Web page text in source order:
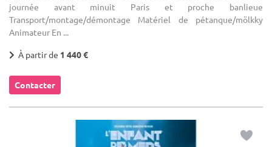
journée avant minuit Paris et proche banlieue
Transport/montage/démontage Matériel de pétanque/mölkky
Animateur En ...
À partir de 1 440 €
Contacter